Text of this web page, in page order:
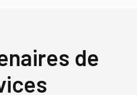
de